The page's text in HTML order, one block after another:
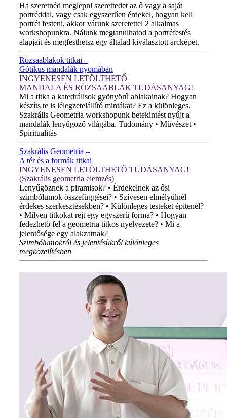
Ha szeretnéd meglepni szerettedet az ő vagy a saját
portréddal, vagy csak egyszerűen érdekel, hogyan kell
portrét festeni, akkor várunk szeretettel 2 alkalmas
workshopunkra. Nálunk megtanulhatod a portréfestés
alapjait és megfesthetsz egy általad kiválasztott arcképet.
Rózsaablakok titkai –
Gótikus mandalák nyomában
INGYENESEN LETÖLTHETŐ
MANDALA ÉS RÓZSAABLAK TUDÁSANYAG!
Mi a titka a katedrálisok gyönyörű ablakainak? Hogyan
készíts te is lélegzetelállító mintákat? Ez a különleges,
Szakrális Geometria workshopunk betekintést nyújt a
mandalák lenyűgöző világába. Tudomány • Művészet •
Spiritualitás
Szakrális Geometria –
A tér és a formák titkai
INGYENESEN LETÖLTHETŐ TUDÁSANYAG!
(Szakrális geometria elemzés)
Lenyűgöznek a piramisok? • Érdekelnek az ősi
szimbólumok összefüggései? • Szívesen elmélyülnél
érdekes szerkesztésekben? • Különleges testeket építenél?
• Milyen titkokat rejt egy egyszerű forma? • Hogyan
fedezhető fel a geometria titkos nyelvezete? • Mi a
jelentősége egy alakzatnak?
Szimbólumokról és jelentésükről különleges
megközelítésben